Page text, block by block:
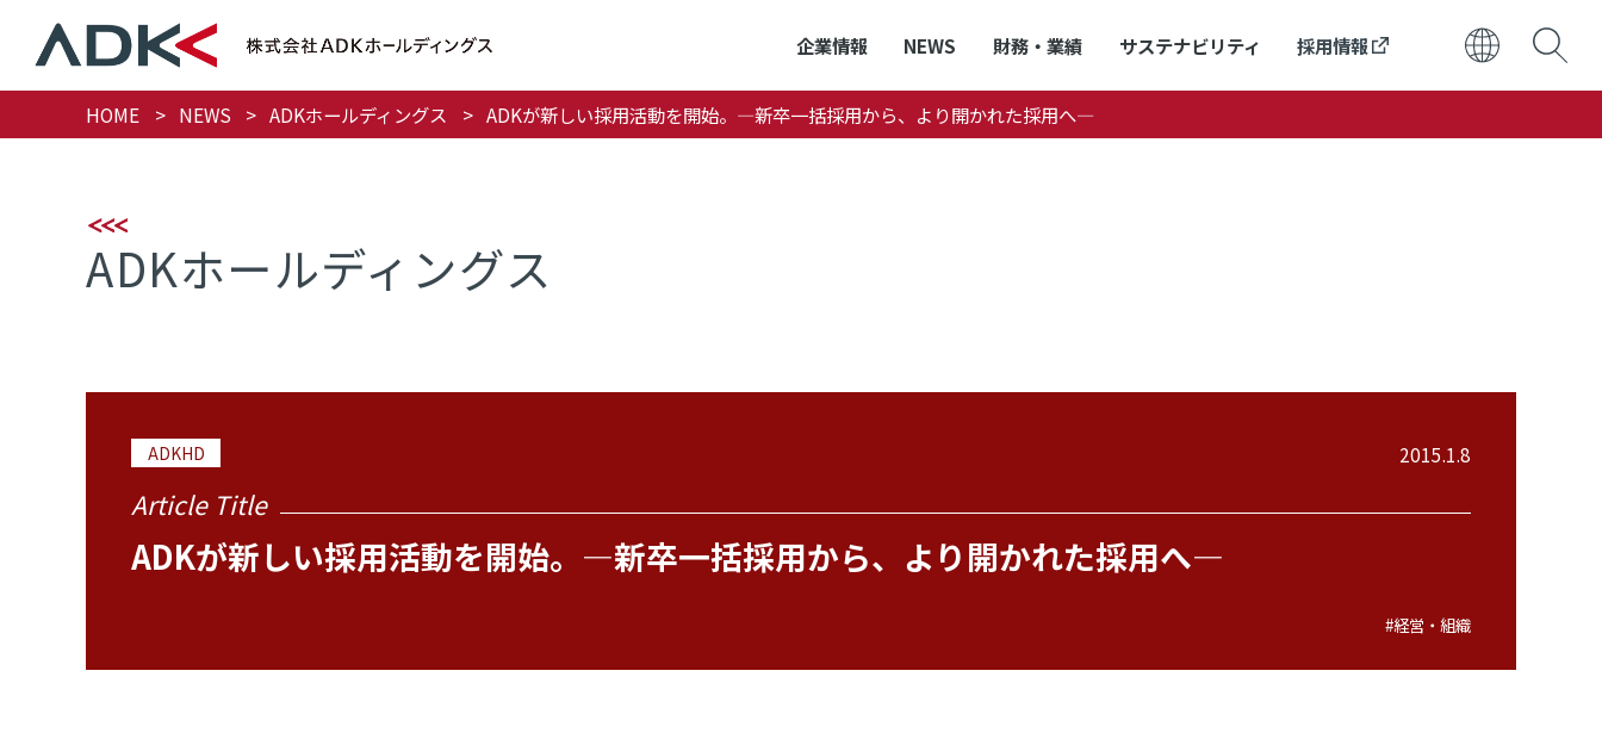
企業情報 NEWS 財務・業績 サステナビリティ 採用情報
日本語
HOME NEWS ADKホールディングス ADKが新しい採用活動を開始。―新卒一括採用から、より開かれた採用へ―
ADKホールディングス
ADKHD 2015.1.8
Article Title
ADKが新しい採用活動を開始。―新卒一括採用から、より開かれた採用へ―
#経営・組織